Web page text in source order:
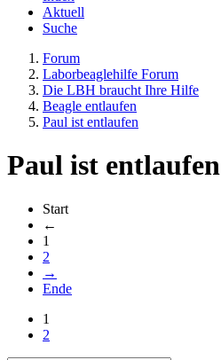
Aktuell
Suche
Forum
Laborbeaglehilfe Forum
Die LBH braucht Ihre Hilfe
Beagle entlaufen
Paul ist entlaufen
Paul ist entlaufen
Start
←
1
2
→
Ende
1
2